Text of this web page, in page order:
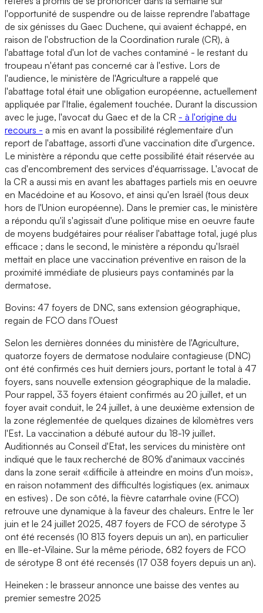
l'opportunité de suspendre ou de laisse reprendre l'abattage
de six génisses du Gaec Duchene, qui avaient échappé, en
raison de l'obstruction de la Coordination rurale (CR), à
l'abattage total d'un lot de vaches contaminé - le restant du
troupeau n'étant pas concerné car à l'estive. Lors de
l'audience, le ministère de l'Agriculture a rappelé que
l'abattage total était une obligation européenne, actuellement
appliquée par l'Italie, également touchée. Durant la discussion
avec le juge, l'avocat du Gaec et de la CR - à l'origine du
recours - a mis en avant la possibilité réglementaire d'un
report de l'abattage, assorti d'une vaccination dite d'urgence.
Le ministère a répondu que cette possibilité était réservée au
cas d'encombrement des services d'équarrissage. L'avocat de
la CR a aussi mis en avant les abattages partiels mis en oeuvre
en Macédoine et au Kosovo, et ainsi qu'en Israël (tous deux
hors de l'Union européenne). Dans le premier cas, le ministère
a répondu qu'il s'agissait d'une politique mise en oeuvre faute
de moyens budgétaires pour réaliser l'abattage total, jugé plus
efficace ; dans le second, le ministère a répondu qu'Israël
mettait en place une vaccination préventive en raison de la
proximité immédiate de plusieurs pays contaminés par la
dermatose.
Bovins: 47 foyers de DNC, sans extension géographique,
regain de FCO dans l'Ouest
Selon les dernières données du ministère de l'Agriculture,
quatorze foyers de dermatose nodulaire contagieuse (DNC)
ont été confirmés ces huit derniers jours, portant le total à 47
foyers, sans nouvelle extension géographique de la maladie.
Pour rappel, 33 foyers étaient confirmés au 20 juillet, et un
foyer avait conduit, le 24 juillet, à une deuxième extension de
la zone réglementée de quelques dizaines de kilomètres vers
l'Est. La vaccination a débuté autour du 18-19 juillet.
Auditionnés au Conseil d'Etat, les services du ministère ont
indiqué que le taux recherché de 80% d'animaux vaccinés
dans la zone serait «difficile à atteindre en moins d'un mois»,
en raison notamment des difficultés logistiques (ex. animaux
en estives) . De son côté, la fièvre catarrhale ovine (FCO)
retrouve une dynamique à la faveur des chaleurs. Entre le 1er
juin et le 24 juillet 2025, 487 foyers de FCO de sérotype 3
ont été recensés (10 813 foyers depuis un an), en particulier
en Ille-et-Vilaine. Sur la même période, 682 foyers de FCO
de sérotype 8 ont été recensés (17 038 foyers depuis un an).
Heineken : le brasseur annonce une baisse des ventes au
premier semestre 2025